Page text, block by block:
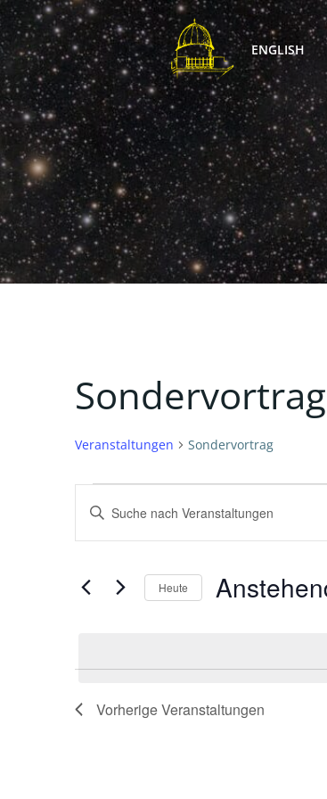
Zum
Inhalt
springen
ENGLISH
Sondervortrag
Veranstaltungen Sondervortrag
V
e
r
n
s
Bitte
nach
Heute
VorherigeVeranstaltungen